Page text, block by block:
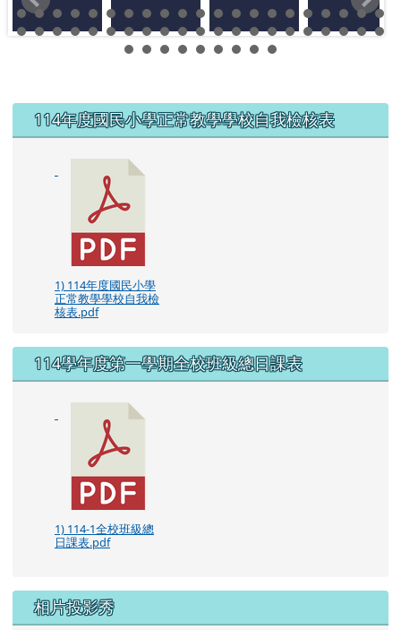
左邊區域內容
114年度國民小學正常教學學校自我檢核表
1) 114年度國民小學
正常教學學校自我檢
核表.pdf
114學年度第一學期全校班級總日課表
1) 114-1全校班級總
日課表.pdf
相片投影秀